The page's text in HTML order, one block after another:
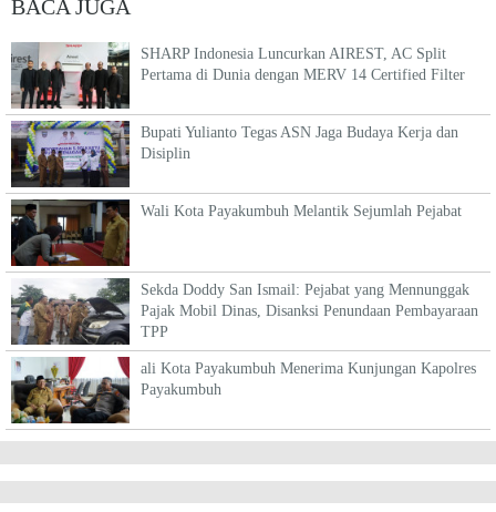
BACA JUGA
SHARP Indonesia Luncurkan AIREST, AC Split
Pertama di Dunia dengan MERV 14 Certified Filter
Bupati Yulianto Tegas ASN Jaga Budaya Kerja dan
Disiplin
Wali Kota Payakumbuh Melantik Sejumlah Pejabat
Sekda Doddy San Ismail: Pejabat yang Mennunggak
Pajak Mobil Dinas, Disanksi Penundaan Pembayaraan
TPP
ali Kota Payakumbuh Menerima Kunjungan Kapolres
Payakumbuh